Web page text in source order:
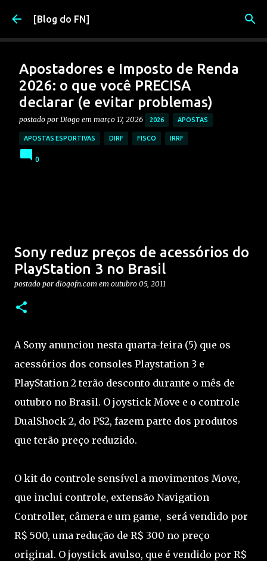
Pular para o conteúdo principal
[Blog do FN]
Apostadores e Imposto de Renda
2026: o que você PRECISA
declarar (e evitar problemas)
postado por Diogo em março 17, 2026 2026 APOSTAS
APOSTAS ESPORTIVAS DIRF FISCO IRRF
0
Sony reduz preços de acessórios do
PlayStation 3 no Brasil
postado por diogofn.com em outubro 05, 2011
A Sony anunciou nesta quarta-feira (5) que os
acessórios dos consoles Playstation 3 e
PlayStation 2 terão desconto durante o mês de
outubro no Brasil. O joystick Move e o controle
DualShock 2, do PS2, fazem parte dos produtos
que terão preço reduzido.
O kit do controle sensível a movimentos Move,
que inclui controle, extensão Navigation
Controller, câmera e um game, será vendido por
R$ 500, uma redução de R$ 300 no preço
original. O joystick avulso, que é vendido por R$